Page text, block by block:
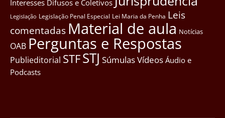
Interesses Difusos e Coletivos
Legislação Legislação Penal Especial Lei Maria da Penha Leis
comentadas Material de aula Notícias
OAB Perguntas e Respostas
Publieditorial STFSTJ SúmulasVídeos Áudio e
Podcasts